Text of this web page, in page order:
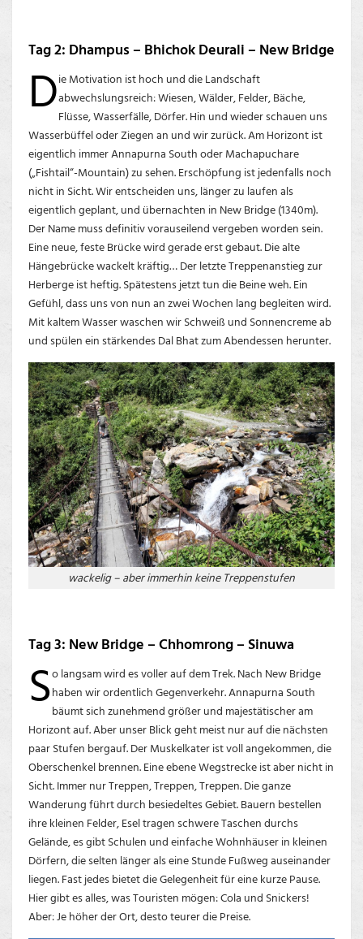
Tag 2: Dhampus – Bhichok Deurali – New Bridge
Die Motivation ist hoch und die Landschaft
abwechslungsreich: Wiesen, Wälder, Felder, Bäche,
Flüsse, Wasserfälle, Dörfer. Hin und wieder schauen uns
Wasserbüffel oder Ziegen an und wir zurück. Am Horizont ist
eigentlich immer Annapurna South oder Machapuchare
(„Fishtail“-Mountain) zu sehen. Erschöpfung ist jedenfalls noch
nicht in Sicht. Wir entscheiden uns, länger zu laufen als
eigentlich geplant, und übernachten in New Bridge (1340m).
Der Name muss definitiv vorauseilend vergeben worden sein.
Eine neue, feste Brücke wird gerade erst gebaut. Die alte
Hängebrücke wackelt kräftig… Der letzte Treppenanstieg zur
Herberge ist heftig. Spätestens jetzt tun die Beine weh. Ein
Gefühl, dass uns von nun an zwei Wochen lang begleiten wird.
Mit kaltem Wasser waschen wir Schweiß und Sonnencreme ab
und spülen ein stärkendes Dal Bhat zum Abendessen herunter.
wackelig – aber immerhin keine Treppenstufen
Tag 3: New Bridge – Chhomrong – Sinuwa
So langsam wird es voller auf dem Trek. Nach New Bridge
haben wir ordentlich Gegenverkehr. Annapurna South
bäumt sich zunehmend größer und majestätischer am
Horizont auf. Aber unser Blick geht meist nur auf die nächsten
paar Stufen bergauf. Der Muskelkater ist voll angekommen, die
Oberschenkel brennen. Eine ebene Wegstrecke ist aber nicht in
Sicht. Immer nur Treppen, Treppen, Treppen. Die ganze
Wanderung führt durch besiedeltes Gebiet. Bauern bestellen
ihre kleinen Felder, Esel tragen schwere Taschen durchs
Gelände, es gibt Schulen und einfache Wohnhäuser in kleinen
Dörfern, die selten länger als eine Stunde Fußweg auseinander
liegen. Fast jedes bietet die Gelegenheit für eine kurze Pause.
Hier gibt es alles, was Touristen mögen: Cola und Snickers!
Aber: Je höher der Ort, desto teurer die Preise.